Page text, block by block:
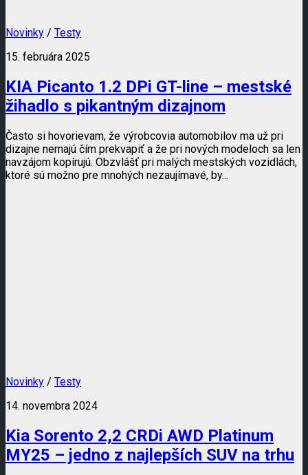
Novinky / Testy
15. februára 2025
KIA Picanto 1.2 DPi GT-line – mestské
žihadlo s pikantným dizajnom
Často si hovorievam, že výrobcovia automobilov ma už pri
dizajne nemajú čím prekvapiť a že pri nových modeloch sa len
navzájom kopírujú. Obzvlášť pri malých mestských vozidlách,
ktoré sú možno pre mnohých nezaujímavé, by...
Novinky / Testy
14. novembra 2024
Kia Sorento 2,2 CRDi AWD Platinum
MY25 – jedno z najlepších SUV na trhu